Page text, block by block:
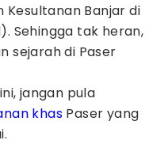
Banjar di
Sehingga tak heran,
sejarah di Paser
jangan pula
khas Paser yang